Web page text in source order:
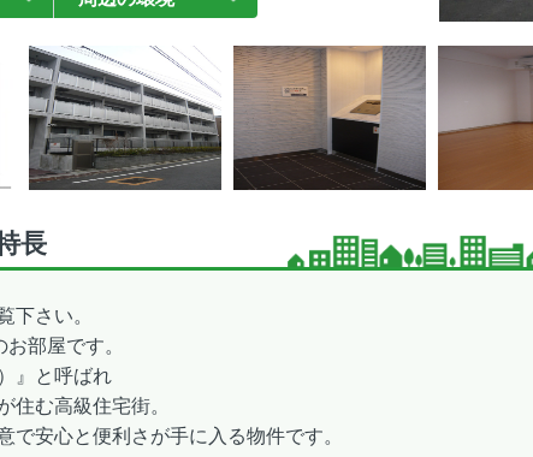
分
分
長
下さい。
部屋です。
』と呼ばれ
む高級住宅街。
安心と便利さが手に入る物件です。